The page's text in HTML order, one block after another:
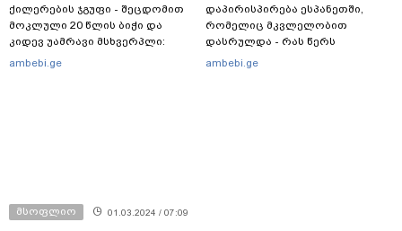
ქილერების ჯგუფი - შეცდომით
მოკლული 20 წლის ბიჭი და
კიდევ უამრავი მსხვერპლი:
რომელ ქვეყნამდე მივიდა
ambebi.ge
დაპირისპირება ესპანეთში,
რომელიც მკვლელობით
დასრულდა - რას წერს
საერთაშორისო მედია: "მანქანა
ambebi.ge
მსოფლიო 01.03.2024 / 07:09